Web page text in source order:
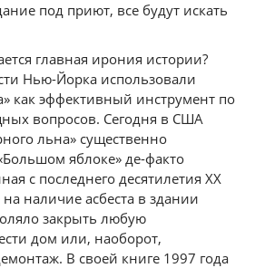
под приют, все будут искать
главная ирония истории?
Нью-Йорка использовали
как эффективный инструмент по
вопросов. Сегодня в США
льна» существенно
яблоке» де-факто
с последнего десятилетия XX
наличие асбеста в здании
закрыть любую
дом или, наоборот,
В своей книге 1997 года